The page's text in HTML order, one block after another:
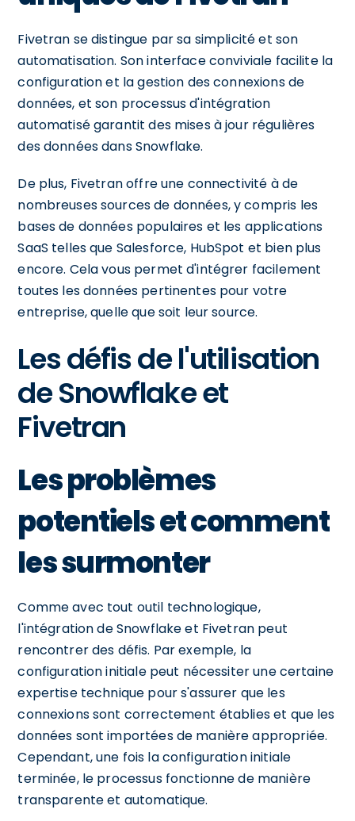
Fivetran se distingue par sa simplicité et son
automatisation. Son interface conviviale facilite la
configuration et la gestion des connexions de
données, et son processus d'intégration
automatisé garantit des mises à jour régulières
des données dans Snowflake.
De plus, Fivetran offre une connectivité à de
nombreuses sources de données, y compris les
bases de données populaires et les applications
SaaS telles que Salesforce, HubSpot et bien plus
encore. Cela vous permet d'intégrer facilement
toutes les données pertinentes pour votre
entreprise, quelle que soit leur source.
Les défis de l'utilisation
de Snowflake et
Fivetran
Les problèmes
potentiels et comment
les surmonter
Comme avec tout outil technologique,
l'intégration de Snowflake et Fivetran peut
rencontrer des défis. Par exemple, la
configuration initiale peut nécessiter une certaine
expertise technique pour s'assurer que les
connexions sont correctement établies et que les
données sont importées de manière appropriée.
Cependant, une fois la configuration initiale
terminée, le processus fonctionne de manière
transparente et automatique.